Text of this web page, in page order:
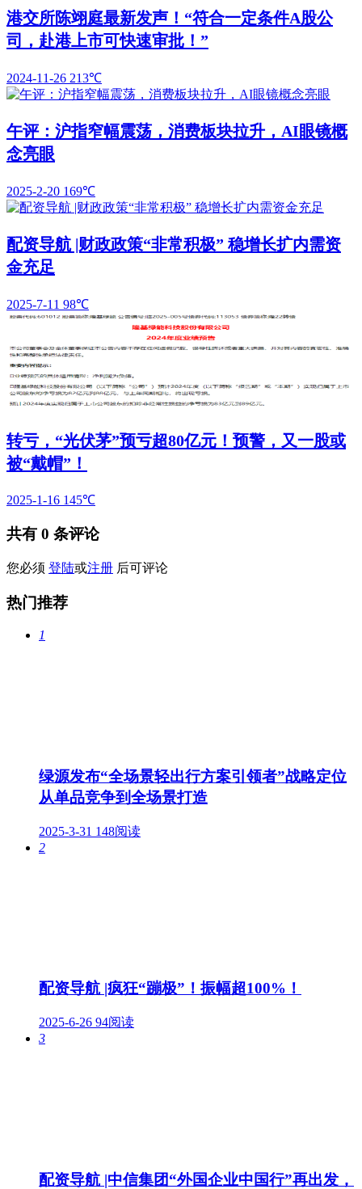
港交所陈翊庭最新发声！“符合一定条件A股公
司，赴港上市可快速审批！”
2024-11-26 213℃
午评：沪指窄幅震荡，消费板块拉升，AI眼镜概
念亮眼
2025-2-20 169℃
配资导航 |财政政策“非常积极” 稳增长扩内需资
金充足
2025-7-11 98℃
转亏，“光伏茅”预亏超80亿元！预警，又一股或
被“戴帽”！
2025-1-16 145℃
共有 0 条评论
您必须 登陆或注册 后可评论
热门推荐
1
绿源发布“全场景轻出行方案引领者”战略定位
从单品竞争到全场景打造
2025-3-31 148阅读
2
配资导航 |疯狂“蹦极”！振幅超100%！
2025-6-26 94阅读
3
配资导航 |中信集团“外国企业中国行”再出发，